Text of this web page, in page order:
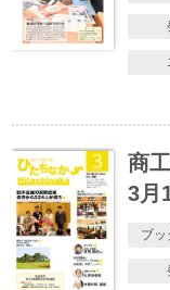
商
3月
ブッ